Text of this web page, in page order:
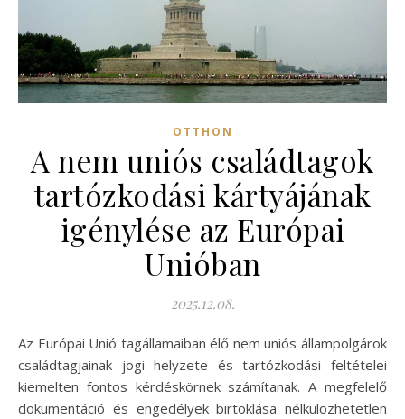
OTTHON
A nem uniós családtagok
tartózkodási kártyájának
igénylése az Európai
Unióban
2025.12.08.
Az Európai Unió tagállamaiban élő nem uniós állampolgárok
családtagjainak jogi helyzete és tartózkodási feltételei
kiemelten fontos kérdéskörnek számítanak. A megfelelő
dokumentáció és engedélyek birtoklása nélkülözhetetlen